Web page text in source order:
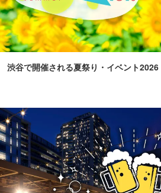
渋谷で開催される夏祭り・イベント2026